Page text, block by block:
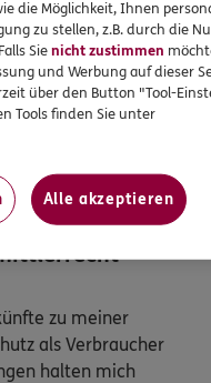
zu meiner
als Verbraucher
halten mich
die Möglichkeit, Ihnen
zu stellen, z.B. durch die
Sienicht zustimmen
und Werbung auf dieser
über den Button "Tool-
Tools finden Sie unter
Alle akzeptieren